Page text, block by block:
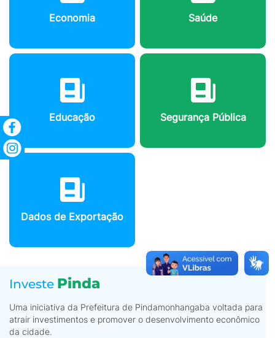
Economia Saúde
Educação Segurança Pública
Dados de Exportação
Investe Pinda
Uma iniciativa da Prefeitura de Pindamonhangaba voltada para
atrair investimentos e promover o desenvolvimento econômico
da cidade.